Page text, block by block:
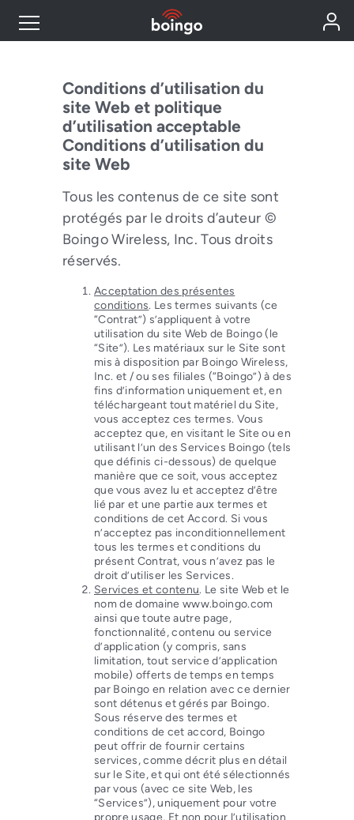
Wireless Solutions
Personal Plans
Resources
Conditions d’utilisation du
site Web et politique
d’utilisation acceptable
Conditions d’utilisation du
site Web
Tous les contenus de ce site sont
protégés par le droits d’auteur ©
Boingo Wireless, Inc. Tous droits
réservés.
Acceptation des présentes
conditions. Les termes suivants (ce
“Contrat”) s’appliquent à votre
utilisation du site Web de Boingo (le
“Site”). Les matériaux sur le Site sont
mis à disposition par Boingo Wireless,
Inc. et / ou ses filiales (“Boingo”) à des
fins d’information uniquement et, en
téléchargeant tout matériel du Site,
vous acceptez ces termes. Vous
acceptez que, en visitant le Site ou en
utilisant l’un des Services Boingo (tels
que définis ci-dessous) de quelque
manière que ce soit, vous acceptez
que vous avez lu et acceptez d’être
lié par et une partie aux termes et
conditions de cet Accord. Si vous
n’acceptez pas inconditionnellement
tous les termes et conditions du
présent Contrat, vous n’avez pas le
droit d’utiliser les Services.
Services et contenu. Le site Web et le
nom de domaine www.boingo.com
ainsi que toute autre page,
fonctionnalité, contenu ou service
d’application (y compris, sans
limitation, tout service d’application
mobile) offerts de temps en temps
par Boingo en relation avec ce dernier
sont détenus et gérés par Boingo.
Sous réserve des termes et
conditions de cet accord, Boingo
peut offrir de fournir certains
services, comme décrit plus en détail
sur le Site, et qui ont été sélectionnés
par vous (avec ce site Web, les
“Services”), uniquement pour votre
propre usage, Et non pour l’utilisation